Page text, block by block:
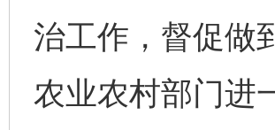
治工作，督促做
农业农村部门进